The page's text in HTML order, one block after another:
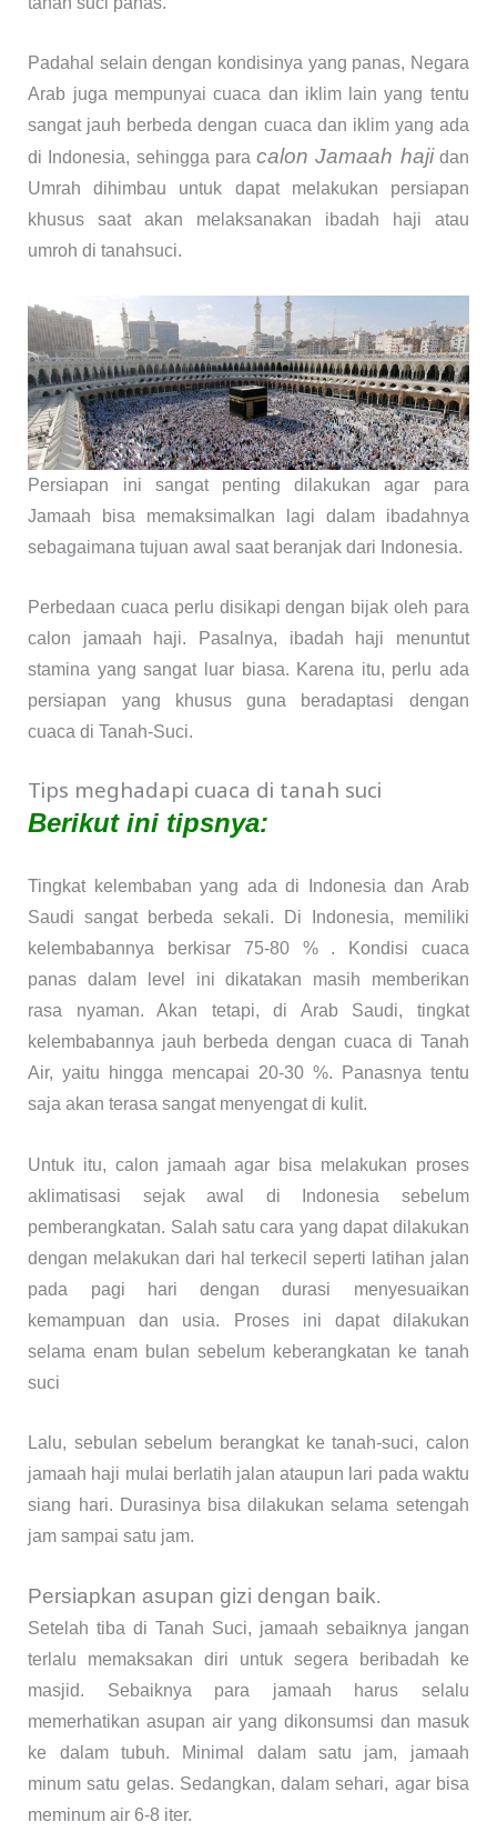
Padahal selain dengan kondisinya yang panas, Negara
Arab juga mempunyai cuaca dan iklim lain yang tentu
sangat jauh berbeda dengan cuaca dan iklim yang ada
di Indonesia, sehingga paracalon Jamaah hajidan
Umrah dihimbau untuk dapat melakukan persiapan
khusus saat akan melaksanakan ibadah haji atau
umroh di tanahsuci.
Persiapan ini sangat penting dilakukan agar para
Jamaah bisa memaksimalkan lagi dalam ibadahnya
sebagaimana tujuan awal saat beranjak dari Indonesia.
Perbedaan cuaca perlu disikapi dengan bijak oleh para
calon jamaah haji. Pasalnya, ibadah haji menuntut
stamina yang sangat luar biasa. Karena itu, perlu ada
persiapan yang khusus guna beradaptasi dengan
cuaca di Tanah-Suci.
Tips meghadapi cuaca di tanah suci
Berikut ini tipsnya:
Tingkat kelembaban yang ada di Indonesia dan Arab
Saudi sangat berbeda sekali. Di Indonesia, memiliki
kelembabannya berkisar 75-80 % . Kondisi cuaca
panas dalam level ini dikatakan masih memberikan
rasa nyaman. Akan tetapi, di Arab Saudi, tingkat
kelembabannya jauh berbeda dengan cuaca di Tanah
Air, yaitu hingga mencapai 20-30 %. Panasnya tentu
saja akan terasa sangat menyengat di kulit.
Untuk itu, calon jamaah agar bisa melakukan proses
aklimatisasi sejak awal di Indonesia sebelum
pemberangkatan. Salah satu cara yang dapat dilakukan
dengan melakukan dari hal terkecil seperti latihan jalan
pada pagi hari dengan durasi menyesuaikan
kemampuan dan usia. Proses ini dapat dilakukan
selama enam bulan sebelum keberangkatan ke tanah
suci
Lalu, sebulan sebelum berangkat ke tanah-suci, calon
jamaah haji mulai berlatih jalan ataupun lari pada waktu
siang hari. Durasinya bisa dilakukan selama setengah
jam sampai satu jam.
Persiapkan asupan gizi dengan baik.
Setelah tiba di Tanah Suci, jamaah sebaiknya jangan
terlalu memaksakan diri untuk segera beribadah ke
masjid. Sebaiknya para jamaah harus selalu
memerhatikan asupan air yang dikonsumsi dan masuk
ke dalam tubuh. Minimal dalam satu jam, jamaah
minum satu gelas. Sedangkan, dalam sehari, agar bisa
meminum air 6-8 iter.